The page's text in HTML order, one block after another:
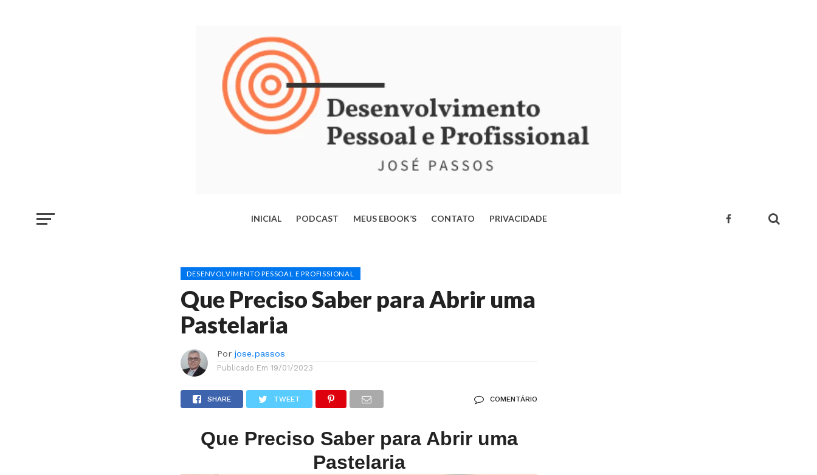
INICIAL PODCAST MEUS EBOOK’S CONTATO PRIVACIDADE
VIDA E ALCANÇAR SEU POTENCIAL
DESENVOLVIMENTO PESSOAL E PROFISSIONAL
Que Preciso Saber para Abrir uma
Pastelaria
Por jose.passos
Publicado Em 19/01/2023
SHARE TWEET COMENTÁRIO
Que Preciso Saber para Abrir uma
Pastelaria